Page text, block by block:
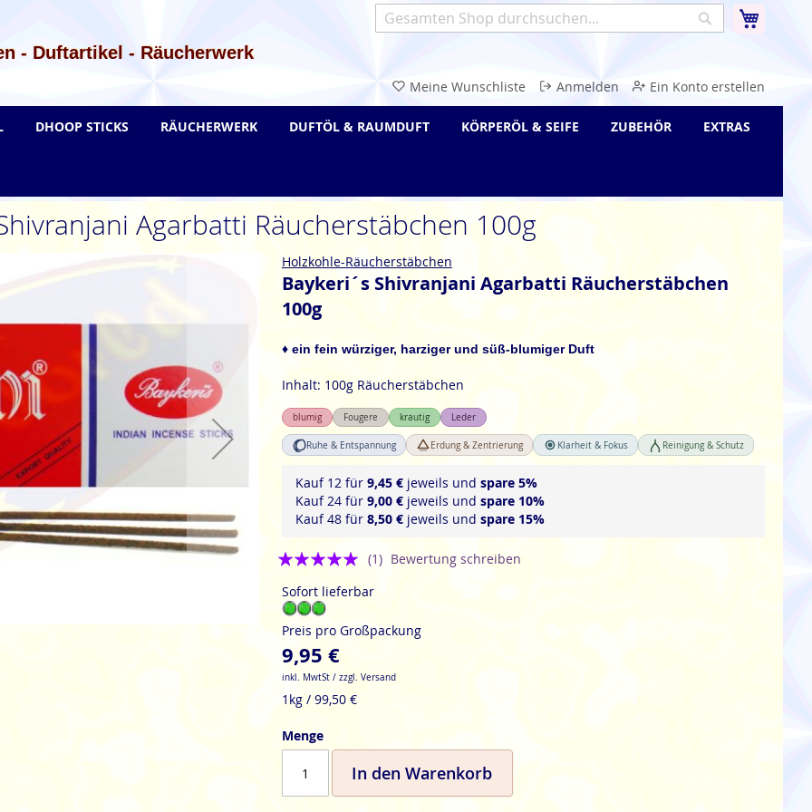
Suche
- Duftartikel - Räucherwerk
Meine Wunschliste Anmelden Ein Konto erstellen
Agarbatti Räucherstäbchen 100g
Holzkohle-Räucherstäbchen
Baykeri´s Shivranjani Agarbatti Räucherstäbchen
100g
♦ ein fein würziger, harziger und süß-blumiger Duft
Inhalt: 100g Räucherstäbchen
blumig Fougere krautig Leder
Ruhe & Entspannung Erdung & Zentrierung Klarheit & Fokus Reinigung & Schutz
Kauf 12 für 9,45 €jeweils und spare5%
Kauf 24 für 9,00 €jeweils und spare10%
Kauf 48 für 8,50 €jeweils und spare15%
Bewertung:
(1) Bewertung schreiben
Sofort lieferbar
Preis pro Großpackung
9,95 €
inkl. MwtSt / zzgl. Versand
1kg / 99,50 €
Menge
In den Warenkorb
DHOOP STICKS RÄUCHERWERK DUFTÖL & RAUMDUFT KÖRPERÖL & SEIFE ZUBEHÖR EXTRAS